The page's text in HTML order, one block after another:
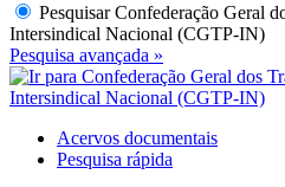
PesquisarConfederação Geral
Intersindical Nacional (CGTP-IN)
Pesquisa avançada »
Acervos documentais
Pesquisa rápida